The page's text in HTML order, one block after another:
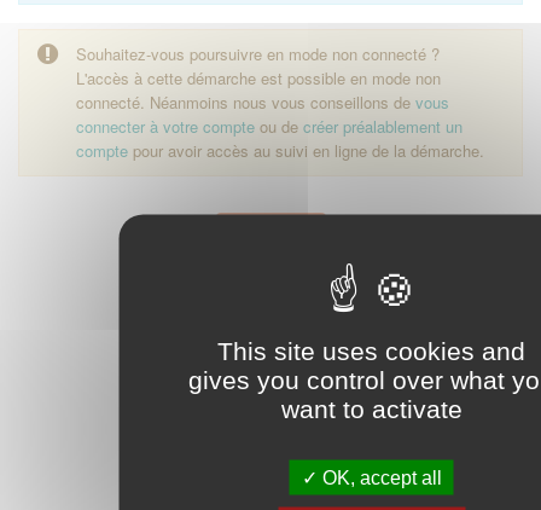
This site uses cookies and
gives you control over what
want to activate
OK, accept all
Souhaitez-vous poursuivre en mode non connecté ?
L'accès à cette démarche est possible en mode non
connecté. Néanmoins nous vous conseillons de vous
connecter à votre compte ou de créer préalablement un
compte pour avoir accès au suivi en ligne de la démarche.